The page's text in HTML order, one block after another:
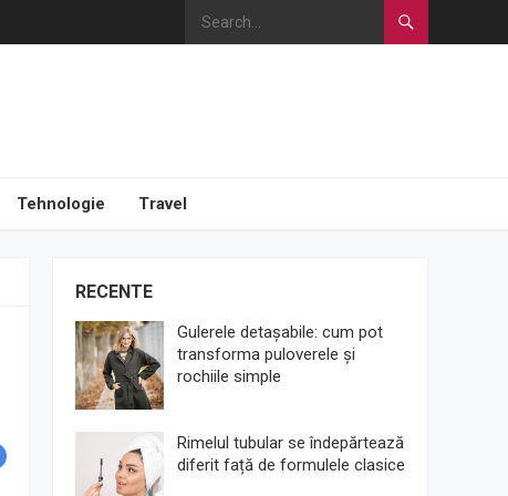
Tehnologie Travel
RECENTE
Gulerele detașabile: cum pot
transforma puloverele și
rochiile simple
Rimelul tubular se îndepărtează
diferit față de formulele clasice